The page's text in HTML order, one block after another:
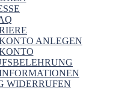
ANLEGEN
WIDERRUFEN